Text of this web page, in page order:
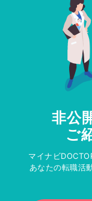
非公
ご
マイナビ
あなたの転職活